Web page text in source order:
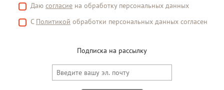
Даю согласие на обработку персональных данных
С Политикой обработки персональных данных согласен
Подписка на рассылку